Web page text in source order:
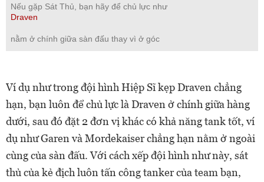
Nếu gặp Sát Thủ, bạn hãy để chủ lực như
Draven
nằm ở chính giữa sàn đấu thay vì ở góc
Ví dụ như trong đội hình Hiệp Sĩ kẹp Draven chẳng
hạn, bạn luôn để chủ lực là Draven ở chính giữa hàng
dưới, sau đó đặt 2 đơn vị khác có khả năng tank tốt, ví
dụ như Garen và Mordekaiser chẳng hạn nằm ở ngoài
cùng của sàn đấu. Với cách xếp đội hình như này, sát
thủ của kẻ địch luôn tấn công tanker của team bạn,